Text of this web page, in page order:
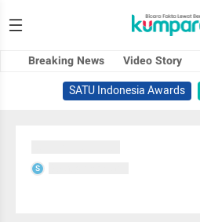
Breaking News Video Story
SATU Indonesia Awards
S